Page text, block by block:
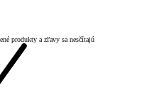
produkty a zľavy sa nesčítajú